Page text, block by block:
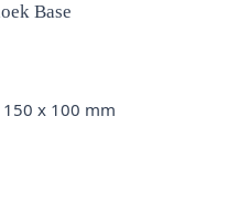
Base
x 100 mm